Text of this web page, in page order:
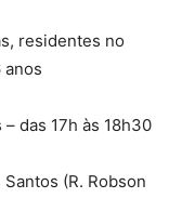
residentes no
anos
das 17h às 18h30
(R. Robson